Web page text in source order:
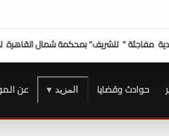
وفد "الصحفيين" برئاسةالإجراءات
حوادث وقضايا المزيد ▾ عن